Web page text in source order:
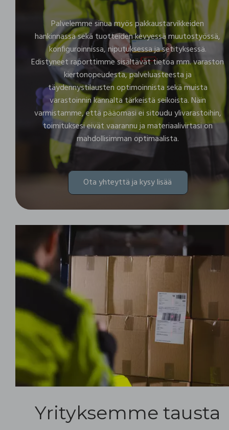
Palvelemme sinua myös pakkaustarvikkeiden
hankinnassa sekä tuotteiden kevyessä muutostyössä,
konfiguroinnissa, niputuksessa ja setityksessä.
Edistyneet raporttimme sisältävät tietoa mm. varaston
kiertonopeudesta, palveluasteesta ja
täydennystilausten optimoinnista sekä muista
varastoinnin kannalta tärkeistä seikoista. Näin
varmistamme, että pääomasi ei sitoudu ylivarastoihin,
toimituksesi eivät vaarannu ja materiaalivirtasi on
mahdollisimman optimaalista.
Ota yhteyttä ja kysy lisää
Yrityksemme tausta